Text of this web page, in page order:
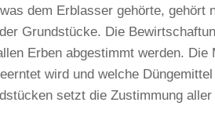
dem Erblasser gehörte, gehört
Grundstücke. Die
Erben abgestimmt werden.
wird und welche
setzt die Zustimmung